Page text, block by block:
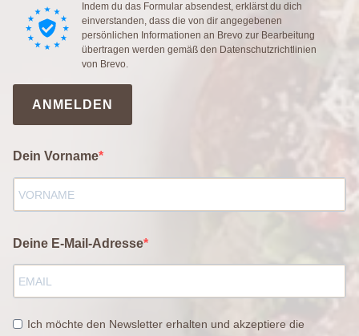
Indem du das Formular absendest, erklärst du dich
einverstanden, dass die von dir angegebenen
persönlichen Informationen an Brevo zur Bearbeitung
übertragen werden gemäß den Datenschutzrichtlinien
von Brevo.
ANMELDEN
Dein Vorname
Deine E-Mail-Adresse
Ich möchte den Newsletter erhalten und akzeptiere die